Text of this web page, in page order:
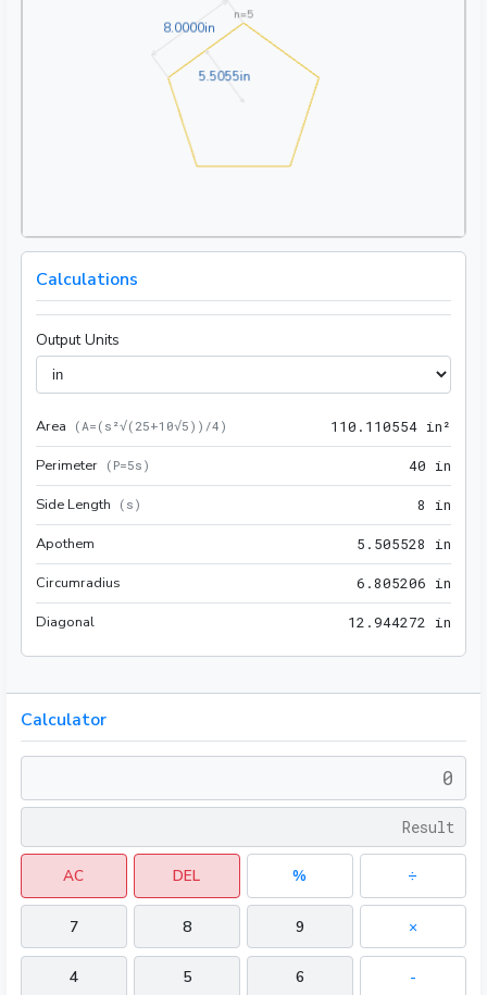
8.0000in 8.0000in
5.5055in5.5055in
n=5
Calculations
Output Units
Area (A=(s²√(25+10√5))/4 ) 1 10 . 1 10554 in²
Perimeter ( P=5s ) 40 in
Side Length ( s ) 8 in
Apothem 5 . 505528 in
Circumradius 6 .805206 in
Diagonal 12 .944272 in
Calculator
AC DEL % ÷
7 8 9 ×
4 5 6 -